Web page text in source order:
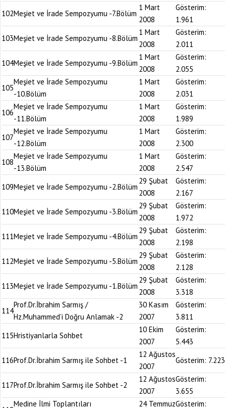
102Meşiet ve İrade Sempozyumu -7.Bölüm
1 Mart
2008
Gösterim:
1.961
103Meşiet ve İrade Sempozyumu -8.Bölüm
1 Mart
2008
Gösterim:
2.011
104Meşiet ve İrade Sempozyumu -9.Bölüm
1 Mart
2008
Gösterim:
2.055
105
Meşiet ve İrade Sempozyumu
-10.Bölüm
1 Mart
2008
Gösterim:
2.031
106
Meşiet ve İrade Sempozyumu
-11.Bölüm
1 Mart
2008
Gösterim:
1.989
107
Meşiet ve İrade Sempozyumu
-12.Bölüm
1 Mart
2008
Gösterim:
2.300
108
Meşiet ve İrade Sempozyumu
-13.Bölüm
1 Mart
2008
Gösterim:
2.547
109Meşiet ve İrade Sempozyumu -2.Bölüm
29 Şubat
2008
Gösterim:
2.167
110Meşiet ve İrade Sempozyumu -3.Bölüm
29 Şubat
2008
Gösterim:
1.972
111Meşiet ve İrade Sempozyumu -4.Bölüm
29 Şubat
2008
Gösterim:
2.198
112Meşiet ve İrade Sempozyumu -5.Bölüm
29 Şubat
2008
Gösterim:
2.128
113Meşiet ve İrade Sempozyumu -1.Bölüm
29 Şubat
2008
Gösterim:
3.318
114
Prof.Dr.İbrahim Sarmış /
Hz.Muhammed’i Doğru Anlamak -2
30 Kasım
2007
Gösterim:
3.811
115Hristiyanlarla Sohbet
10 Ekim
2007
Gösterim:
5.443
116Prof.Dr.İbrahim Sarmış ile Sohbet -1
12 Ağustos
2007
Gösterim: 7.223
117Prof.Dr.İbrahim Sarmış ile Sohbet -2
12 Ağustos
2007
Gösterim:
3.655
Medine İlmi Toplantıları
24 TemmuzGösterim: